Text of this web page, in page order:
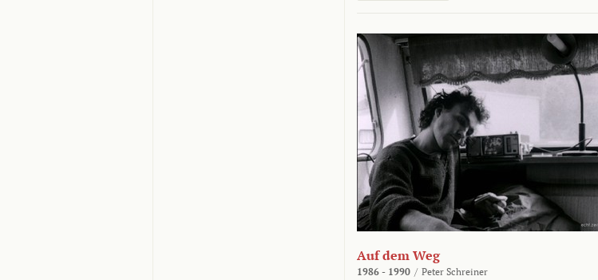
Auf dem Weg
1986 - 1990 / Peter Schreiner